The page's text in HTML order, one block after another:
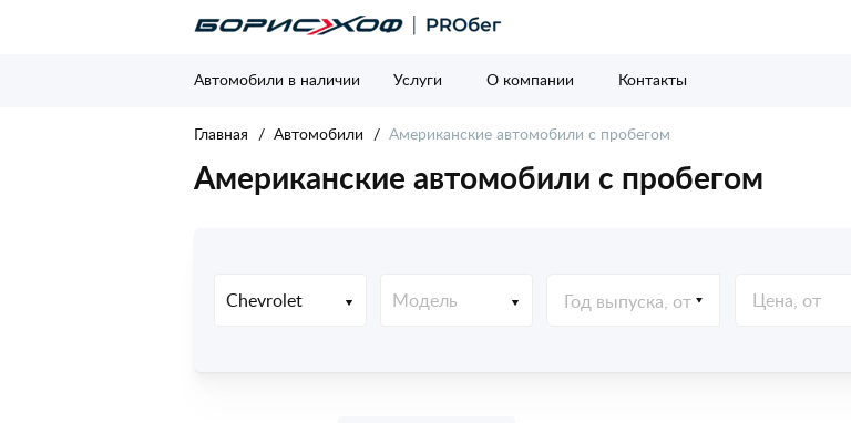
Автомобили в наличии Услуги О компании Контакты
Главная Автомобили Американские автомобили с пробегом
Американские автомобили с пробегом
Chevrolet Модель Год выпуска, от